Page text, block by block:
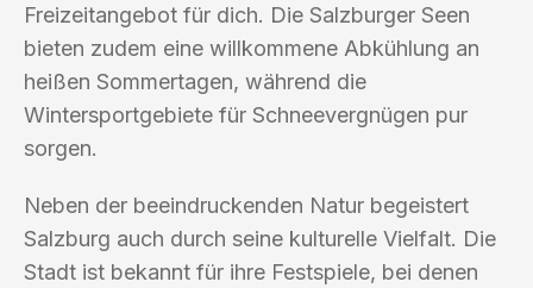
Freizeitangebot für dich. Die Salzburger Seen
bieten zudem eine willkommene Abkühlung an
heißen Sommertagen, während die
Wintersportgebiete für Schneevergnügen pur
sorgen.
Neben der beeindruckenden Natur begeistert
Salzburg auch durch seine kulturelle Vielfalt. Die
Stadt ist bekannt für ihre Festspiele, bei denen